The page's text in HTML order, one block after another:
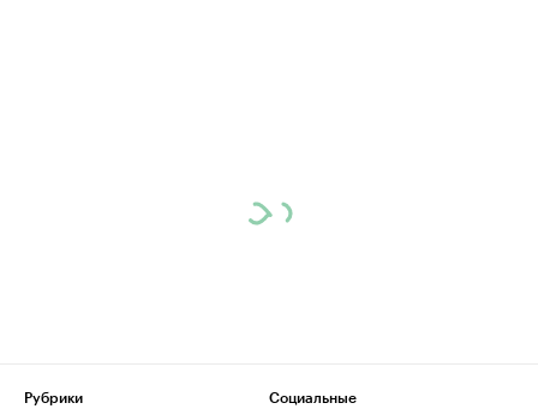
Рубрики
Социальные